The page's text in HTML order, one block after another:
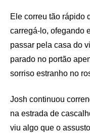
Ele correu tão rápido
carregá-lo, ofegando
passar pela casa do
parado no portão
sorriso estranho no
Josh continuou
na estrada de
viu algo que o